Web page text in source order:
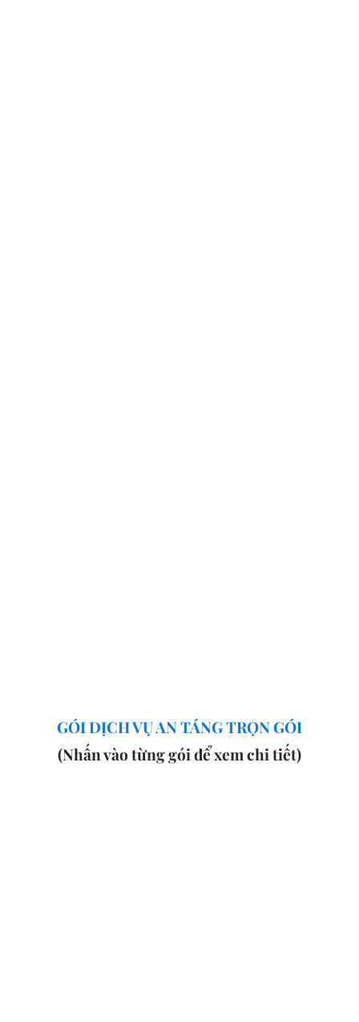
GÓI DỊCH VỤ AN TÁNG TRỌN GÓI
(Nhấn vào từng gói để xem chi tiết)